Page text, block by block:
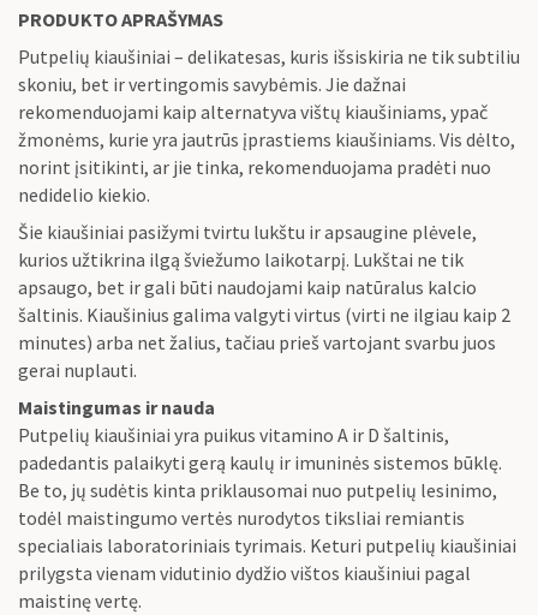
PRODUKTO APRAŠYMAS
Putpelių kiaušiniai – delikatesas, kuris išsiskiria ne tik subtiliu
skoniu, bet ir vertingomis savybėmis. Jie dažnai
rekomenduojami kaip alternatyva vištų kiaušiniams, ypač
žmonėms, kurie yra jautrūs įprastiems kiaušiniams. Vis dėlto,
norint įsitikinti, ar jie tinka, rekomenduojama pradėti nuo
nedidelio kiekio.
Šie kiaušiniai pasižymi tvirtu lukštu ir apsaugine plėvele,
kurios užtikrina ilgą šviežumo laikotarpį. Lukštai ne tik
apsaugo, bet ir gali būti naudojami kaip natūralus kalcio
šaltinis. Kiaušinius galima valgyti virtus (virti ne ilgiau kaip 2
minutes) arba net žalius, tačiau prieš vartojant svarbu juos
gerai nuplauti.
Maistingumas ir nauda
Putpelių kiaušiniai yra puikus vitamino A ir D šaltinis,
padedantis palaikyti gerą kaulų ir imuninės sistemos būklę.
Be to, jų sudėtis kinta priklausomai nuo putpelių lesinimo,
todėl maistingumo vertės nurodytos tiksliai remiantis
specialiais laboratoriniais tyrimais. Keturi putpelių kiaušiniai
prilygsta vienam vidutinio dydžio vištos kiaušiniui pagal
maistinę vertę.